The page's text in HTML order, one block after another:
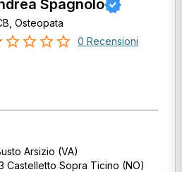
Spagnolo
Osteopata
0 Recensioni
Arsizio (VA)
Castelletto Sopra Ticino (NO)